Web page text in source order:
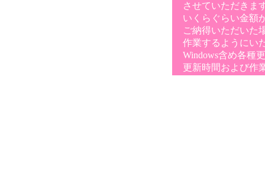
させていただきま
いくらぐらい金額
ご納得いただいた
作業するようにい
Windows含め各種
更新時間および作